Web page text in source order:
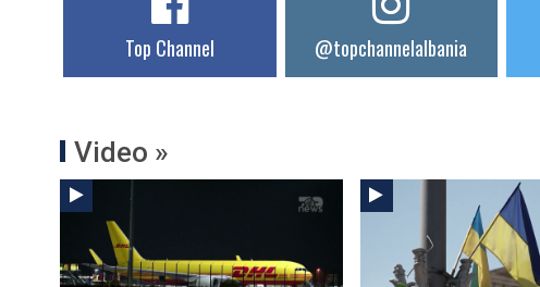
Top Channel @topchannelalbania
Video »